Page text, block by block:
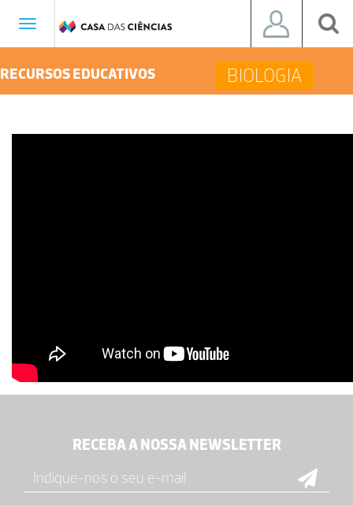
Toggle
RECURSOS EDUCATIVOS BIOLOGIA
RECEBA A NOSSA NEWSLETTER